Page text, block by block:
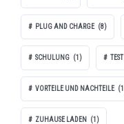
PLUG AND CHARGE (8)
SCHULUNG (1) TEST
VORTEILE UND NACHTEILE
ZUHAUSE LADEN (1)